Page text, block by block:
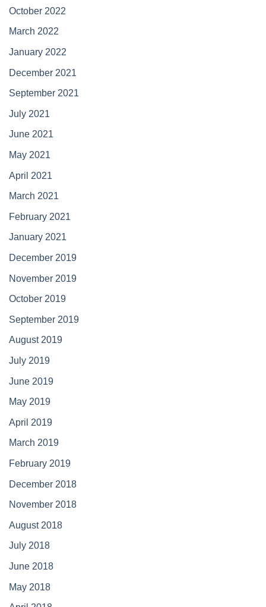
October 2022
March 2022
January 2022
December 2021
September 2021
July 2021
June 2021
May 2021
April 2021
March 2021
February 2021
January 2021
December 2019
November 2019
October 2019
September 2019
August 2019
July 2019
June 2019
May 2019
April 2019
March 2019
February 2019
December 2018
November 2018
August 2018
July 2018
June 2018
May 2018